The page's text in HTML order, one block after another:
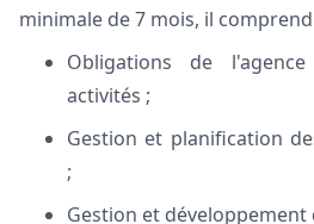
minimale de 7 mois, il
Obligations de
activités ;
Gestion et planification
;
Gestion et